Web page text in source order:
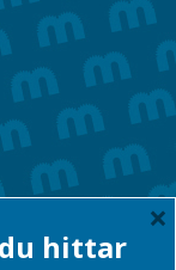
hittar
×